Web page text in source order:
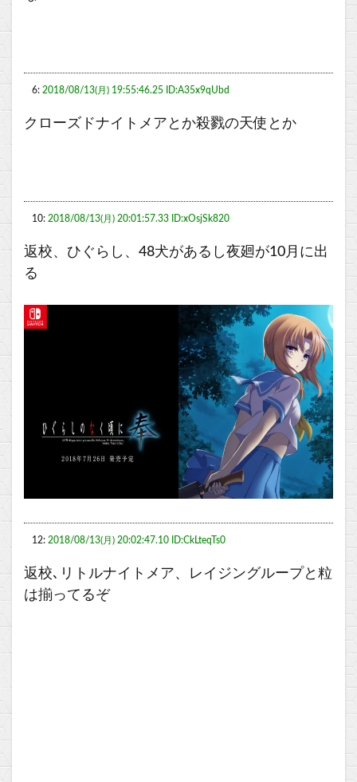
6: 2018/08/13(月) 19:55:46.25 ID:A35x9qUbd
クローズドナイトメアとか殺戮の天使とか
10: 2018/08/13(月) 20:01:57.33 ID:xOsjSk820
返校、ひぐらし、48犬があるし夜廻が10月に出
る
12: 2018/08/13(月) 20:02:47.10 ID:CkLteqTs0
返校､リトルナイトメア、レイジングループと粒
は揃ってるぞ